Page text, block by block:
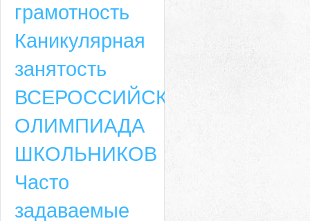
грамотность
Каникулярная
занятость
ВСЕРОССИЙСКАЯ
ОЛИМПИАДА
ШКОЛЬНИКОВ
Часто
задаваемые